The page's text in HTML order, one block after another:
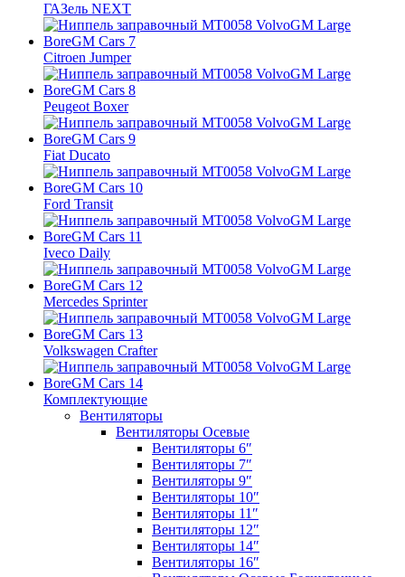
ГАЗель NEXT
Citroen Jumper
Peugeot Boxer
Fiat Ducato
Ford Transit
Iveco Daily
Mercedes Sprinter
Volkswagen Crafter
Комплектующие
Вентиляторы
Вентиляторы Осевые
Вентиляторы 6″
Вентиляторы 7″
Вентиляторы 9″
Вентиляторы 10″
Вентиляторы 11″
Вентиляторы 12″
Вентиляторы 14″
Вентиляторы 16″